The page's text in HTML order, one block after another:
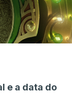
e a data do